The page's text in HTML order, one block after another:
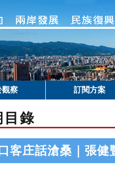
觀察 訂閱方案
錄
客庄話滄桑｜張健